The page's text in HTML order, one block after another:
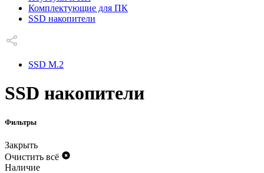
Комплектующие для ПК
SSD накопители
SSD M.2
SSD накопители
Фильтры
Закрыть
Очистить всё
Наличие